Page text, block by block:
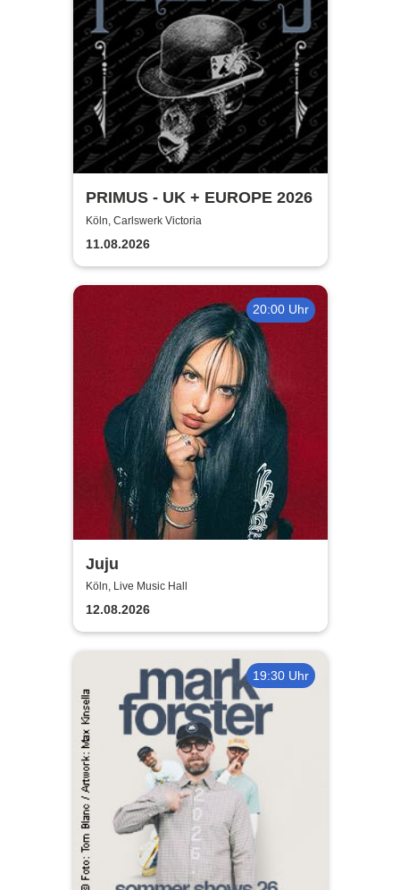
PRIMUS - UK + EUROPE 2026
Köln, Carlswerk Victoria
11.08.2026
20:00 Uhr
Juju
Köln, Live Music Hall
12.08.2026
19:30 Uhr